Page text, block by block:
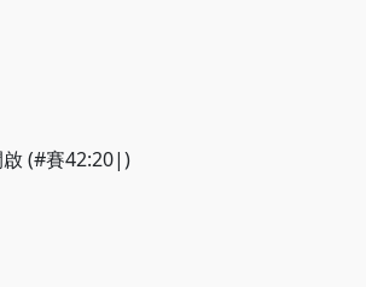
(#賽42:20|)